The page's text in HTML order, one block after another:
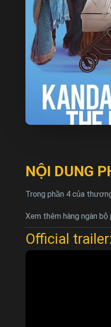
NỘI DUNG
Trong phần 4 của
Xem thêm hàng ngàn
Official trailer: